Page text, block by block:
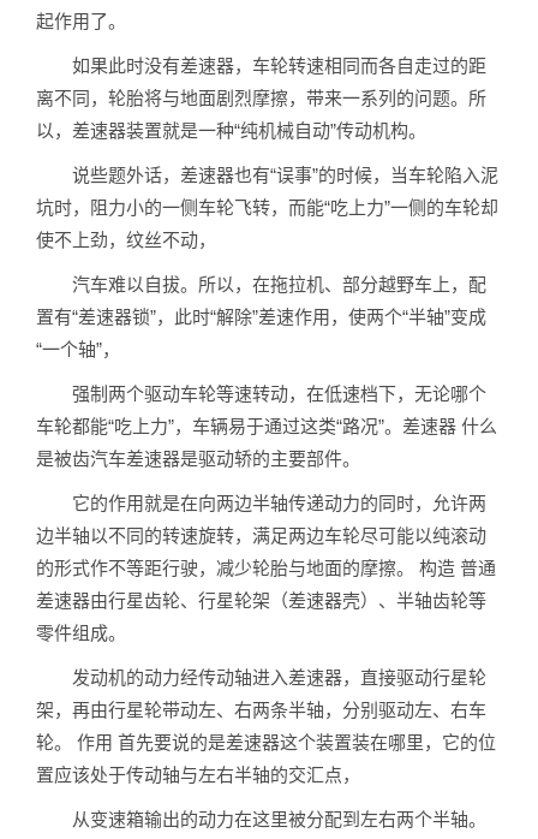
起作用了。
如果此时没有差速器，车轮转速相同而各自走过的距
离不同，轮胎将与地面剧烈摩擦，带来一系列的问题。所
以，差速器装置就是一种“纯机械自动”传动机构。
说些题外话，差速器也有“误事”的时候，当车轮陷入泥
坑时，阻力小的一侧车轮飞转，而能“吃上力”一侧的车轮却
使不上劲，纹丝不动，
汽车难以自拔。所以，在拖拉机、部分越野车上，配
置有“差速器锁”，此时“解除”差速作用，使两个“半轴”变成
“一个轴”，
强制两个驱动车轮等速转动，在低速档下，无论哪个
车轮都能“吃上力”，车辆易于通过这类“路况”。差速器 什么
是被齿汽车差速器是驱动轿的主要部件。
它的作用就是在向两边半轴传递动力的同时，允许两
边半轴以不同的转速旋转，满足两边车轮尽可能以纯滚动
的形式作不等距行驶，减少轮胎与地面的摩擦。 构造 普通
差速器由行星齿轮、行星轮架（差速器壳）、半轴齿轮等
零件组成。
发动机的动力经传动轴进入差速器，直接驱动行星轮
架，再由行星轮带动左、右两条半轴，分别驱动左、右车
轮。 作用 首先要说的是差速器这个装置装在哪里，它的位
置应该处于传动轴与左右半轴的交汇点，
从变速箱输出的动力在这里被分配到左右两个半轴。